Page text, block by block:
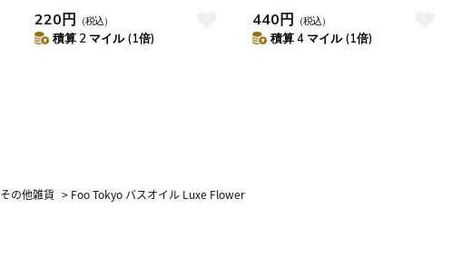
220円 （税込）
積算 2 マイル (1倍)
440円 （税込）
積算 4 マイル (1倍)
その他雑貨 > Foo Tokyo バスオイル Luxe Flower